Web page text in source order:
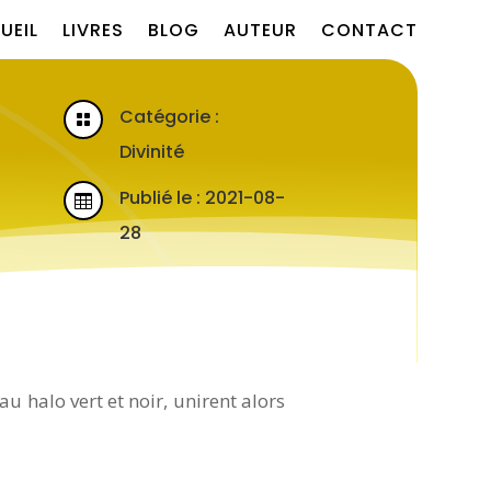
LIVRES BLOG AUTEUR CONTACT

Catégorie :
Divinité

Publié le : 2021-08-
28
halo vert et noir, unirent alors